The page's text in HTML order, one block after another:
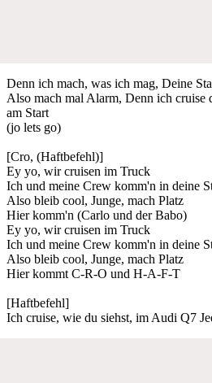
Denn ich mach, was ich mag, Deine
Also mach mal Alarm, Denn ich cruise
am Start
(jo lets go)
[Cro, (Haftbefehl)]
Ey yo, wir cruisen im Truck
Ich und meine Crew komm'n in deine
Also bleib cool, Junge, mach Platz
Hier komm'n (Carlo und der Babo)
Ey yo, wir cruisen im Truck
Ich und meine Crew komm'n in deine
Also bleib cool, Junge, mach Platz
Hier kommt C-R-O und H-A-F-T
[Haftbefehl]
Ich cruise, wie du siehst, im Audi Q7